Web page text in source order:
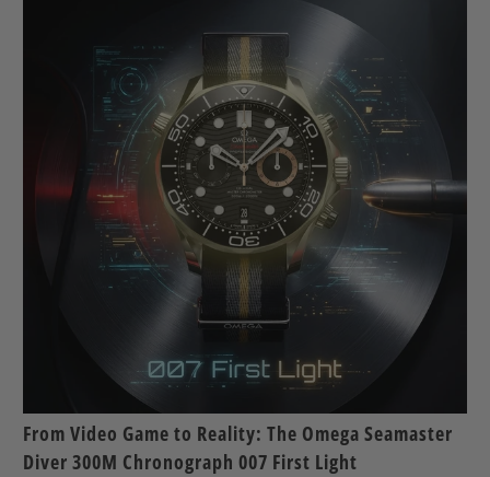
From Video Game to Reality: The Omega Seamaster
Diver 300M Chronograph 007 First Light